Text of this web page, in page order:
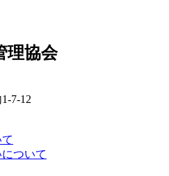
理協会
7-12
ついて